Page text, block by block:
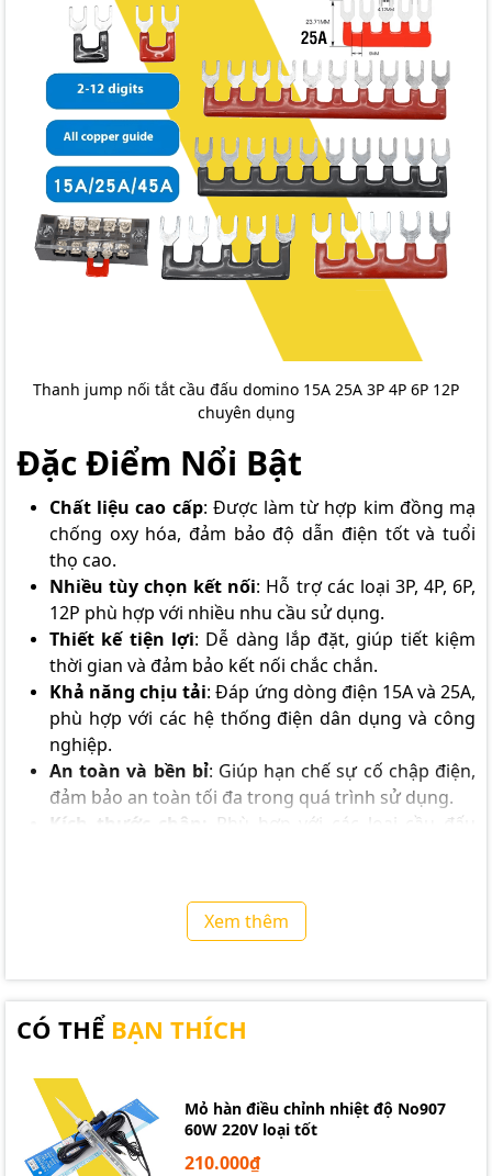
Thanh jump nối tắt cầu đấu domino 15A 25A 3P 4P 6P 12P
chuyên dụng
Đặc Điểm Nổi Bật
Chất liệu cao cấp: Được làm từ hợp kim đồng mạ
chống oxy hóa, đảm bảo độ dẫn điện tốt và tuổi
thọ cao.
Nhiều tùy chọn kết nối: Hỗ trợ các loại 3P, 4P, 6P,
12P phù hợp với nhiều nhu cầu sử dụng.
Thiết kế tiện lợi: Dễ dàng lắp đặt, giúp tiết kiệm
thời gian và đảm bảo kết nối chắc chắn.
Khả năng chịu tải: Đáp ứng dòng điện 15A và 25A,
phù hợp với các hệ thống điện dân dụng và công
nghiệp.
An toàn và bền bỉ: Giúp hạn chế sự cố chập điện,
đảm bảo an toàn tối đa trong quá trình sử dụng.
Kích thước chân:
Phù hợp với các loại cầu đấu
Dùng để kết nối các thiết bị điện trong tủ điện,
bảng mạch công nghiệp.
Hỗ trợ đấu nối trong các hệ thống điều khiển, tự
động hóa.
Phù hợp cho cả ứng dụng điện dân dụng và công
nghiệp.
Xem thêm
CÓ THỂ BẠN THÍCH
Mỏ hàn điều chỉnh nhiệt độ No907
60W 220V loại tốt
210.000₫